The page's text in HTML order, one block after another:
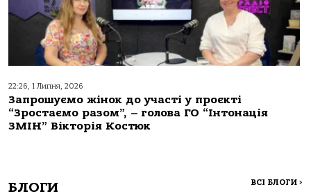
22:26, 1 Липня, 2026
Запрошуємо жінок до участі у проєкті
“Зростаємо разом”, – голова ГО “Інтонація
ЗМІН” Вікторія Костюк
БЛОГИ ВСІ БЛОГИ >